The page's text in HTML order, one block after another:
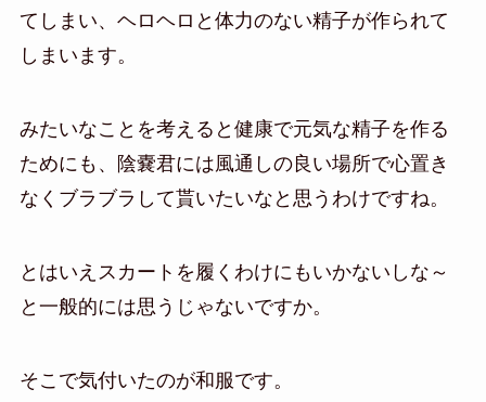
てしまい、ヘロヘロと体力のない精子が作られて
しまいます。
みたいなことを考えると健康で元気な精子を作る
ためにも、陰嚢君には風通しの良い場所で心置き
なくブラブラして貰いたいなと思うわけですね。
とはいえスカートを履くわけにもいかないしな～
と一般的には思うじゃないですか。
そこで気付いたのが和服です。